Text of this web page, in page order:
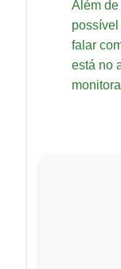
Além de
falar
está no